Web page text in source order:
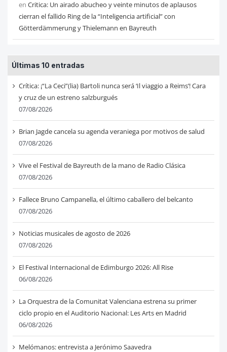
en Critica: Un airado abucheo y veinte minutos de aplausos
cierran el fallido Ring de la “Inteligencia artificial” con
Götterdämmerung y Thielemann en Bayreuth
Últimas 10 entradas
Crítica: ¡“La Ceci”(lia) Bartoli nunca será ‘Il viaggio a Reims’! Cara
y cruz de un estreno salzburgués
07/08/2026
Brian Jagde cancela su agenda veraniega por motivos de salud
07/08/2026
Vive el Festival de Bayreuth de la mano de Radio Clásica
07/08/2026
Fallece Bruno Campanella, el último caballero del belcanto
07/08/2026
Noticias musicales de agosto de 2026
07/08/2026
El Festival Internacional de Edimburgo 2026: All Rise
06/08/2026
La Orquestra de la Comunitat Valenciana estrena su primer
ciclo propio en el Auditorio Nacional: Les Arts en Madrid
06/08/2026
Melómanos: entrevista a Jerónimo Saavedra